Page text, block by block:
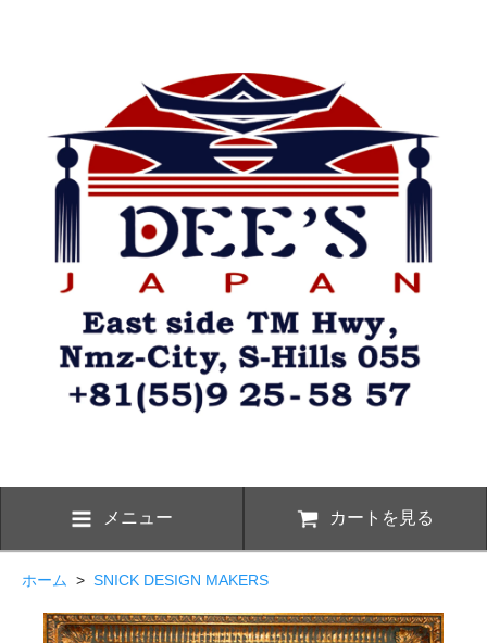
メニュー カートを見る
ホーム > SNICK DESIGN MAKERS